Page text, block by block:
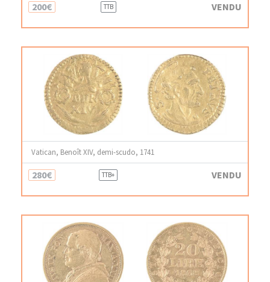
200€ TTB VENDU
Vatican, Benoît XIV, demi-scudo, 1741
280€ TTB+ VENDU